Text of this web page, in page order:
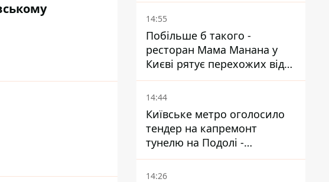
14:55
Побільше б такого -
ресторан Мама Манана у
Києві рятує перехожих від
спеки
14:44
Київське метро оголосило
тендер на капремонт
тунелю на Подолі -
триватиме майже два роки
14:26